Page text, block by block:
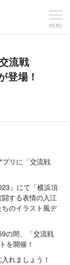
MENU
流戦
登場！
プリに「交流戦
』にて「横浜頂
する表情の入江
のイラスト風デ
の間、「交流戦
を開催！
れましょう！